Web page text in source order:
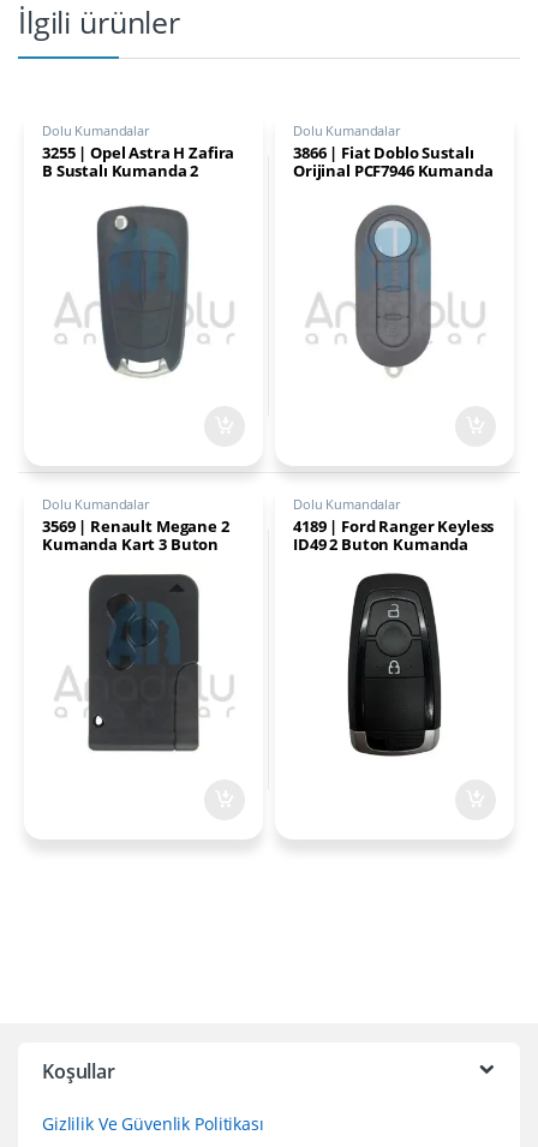
İlgili ürünler
Dolu Kumandalar
3255 | Opel Astra H Zafira
B Sustalı Kumanda 2
Dolu Kumandalar
3866 | Fiat Doblo Sustalı
Orijinal PCF7946 Kumanda
Dolu Kumandalar
3569 | Renault Megane 2
Kumanda Kart 3 Buton
Dolu Kumandalar
4189 | Ford Ranger Keyless
ID49 2 Buton Kumanda
Koşullar
Gizlilik Ve Güvenlik Politikası